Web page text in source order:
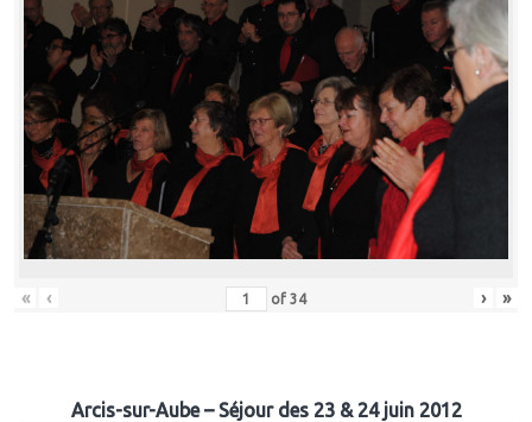
« ‹ of 34 › »
Arcis-sur-Aube – Séjour des 23 & 24 juin 2012